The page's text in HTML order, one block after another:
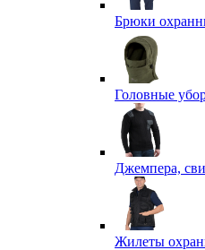
Брюки
Головные
Джемпера,
Жилеты